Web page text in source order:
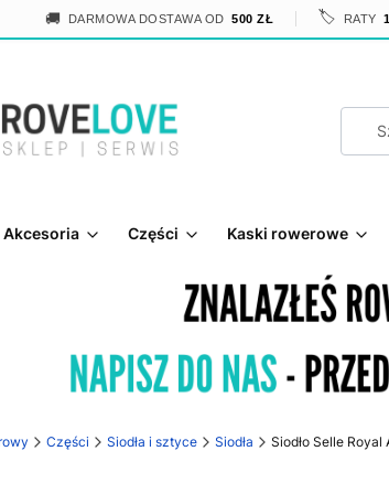
🚚 DARMOWA DOSTAWA OD 500 ZŁ 🏷️ RATY
Akcesoria Części Kaski rowerowe
Części Siodła i sztyce Siodła Siodło Selle